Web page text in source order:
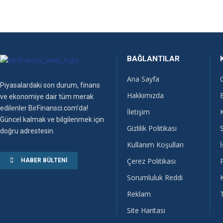
Piyasalardaki son durum, finans
ve ekonomiye dair tüm merak
edilenler BirFinansci.com’da!
Güncel kalmak ve bilgilenmek için
doğru adrestesin.
HABER BÜLTENI
BAĞLANTILAR
Ana Sayfa
Hakkımızda
İletişim
Gizlilik Politikası
Kullanım Koşulları
Çerez Politikası
Sorumluluk Reddi
Reklam
Site Haritası